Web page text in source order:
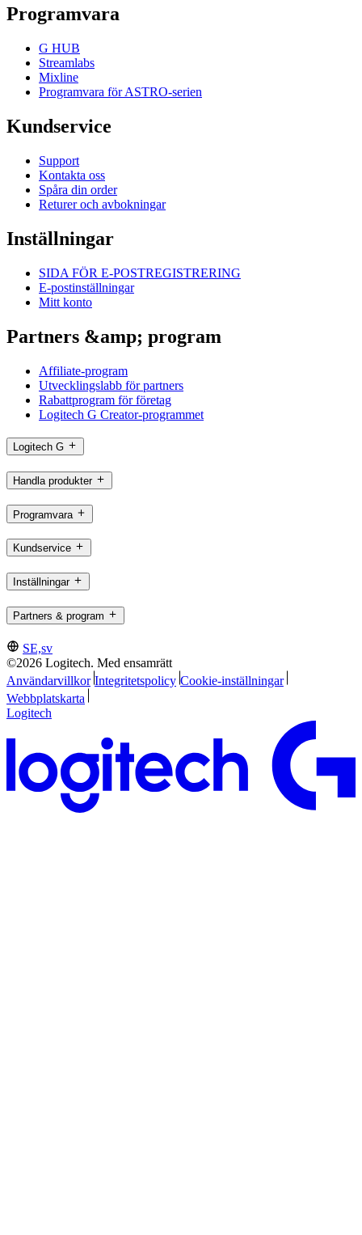
Programvara
G HUB
Streamlabs
Mixline
Programvara för ASTRO-serien
Kundservice
Support
Kontakta oss
Spåra din order
Returer och avbokningar
Inställningar
SIDA FÖR E-POSTREGISTRERING
E-postinställningar
Mitt konto
Partners &amp; program
Affiliate-program
Utvecklingslabb för partners
Rabattprogram för företag
Logitech G Creator-programmet
Logitech G
Handla produkter
Programvara
Kundservice
Inställningar
Partners & program
SE,sv
©2026 Logitech. Med ensamrätt
Användarvillkor Integritetspolicy Cookie-inställningar
Webbplatskarta
Logitech